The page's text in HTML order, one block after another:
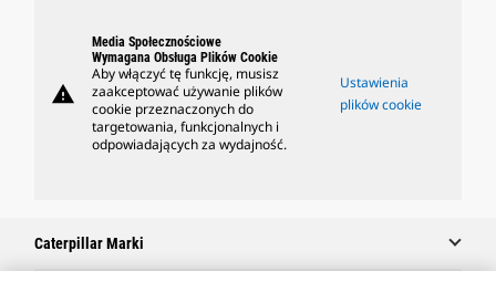
warning
Media Społecznościowe
Wymagana Obsługa Plików Cookie
Aby włączyć tę funkcję, musisz
zaakceptować używanie plików
cookie przeznaczonych do
targetowania, funkcjonalnych i
odpowiadających za wydajność.
Ustawienia
plików cookie
Caterpillar Marki